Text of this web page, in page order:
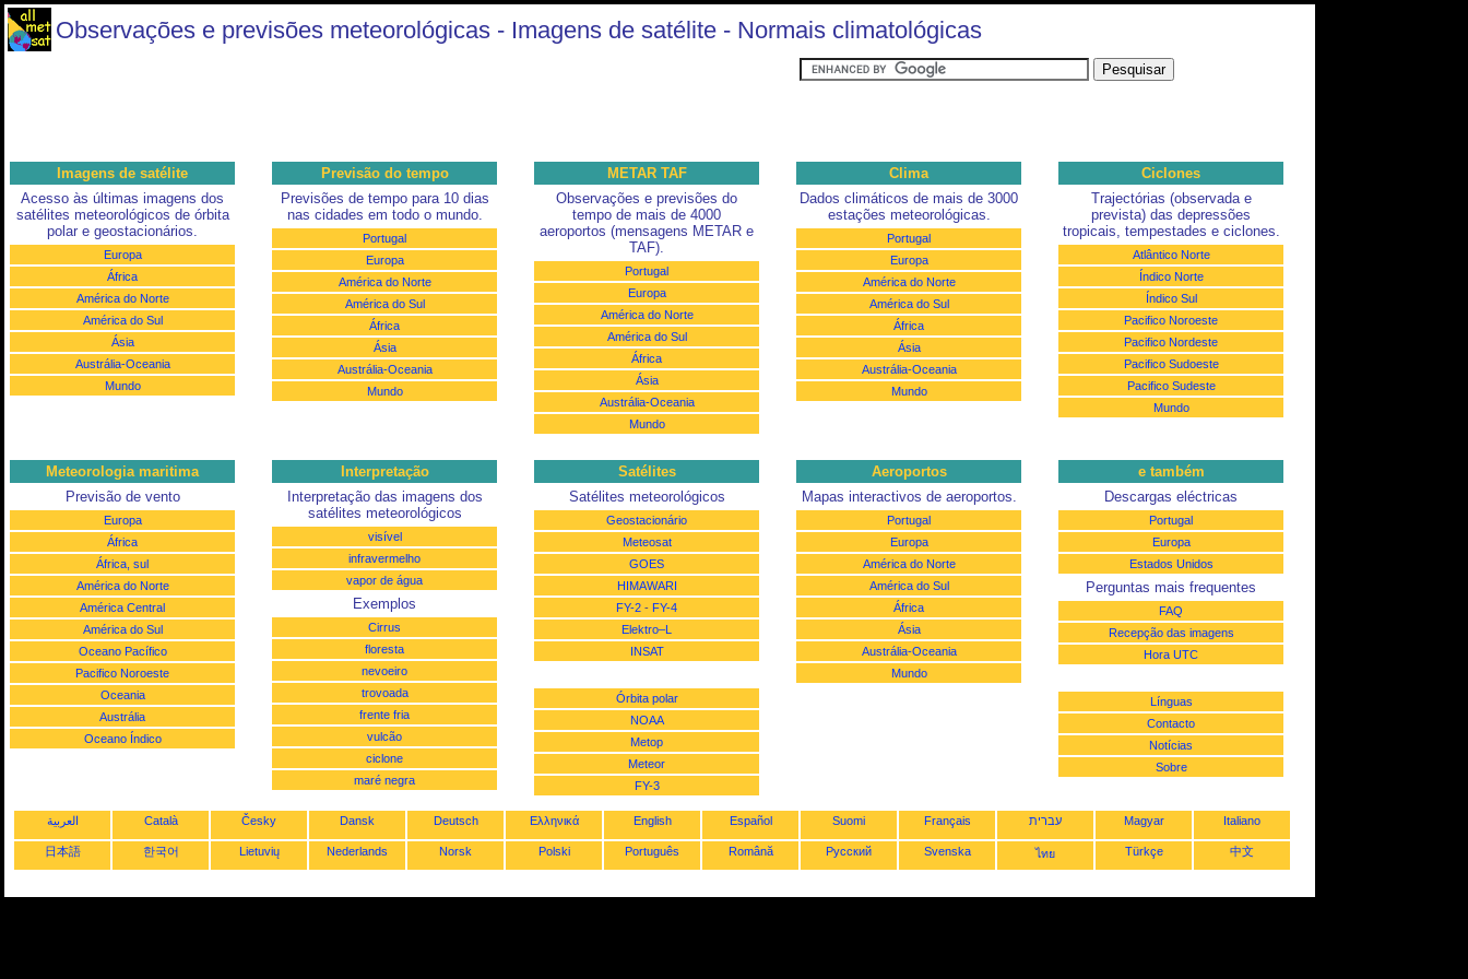
Observações e previsões meteorológicas - Imagens de satélite - Normais climatológicas
Imagens de satélite
Acesso às últimas imagens dos
satélites meteorológicos de órbita
polar e geostacionários.
Europa
África
América do Norte
América do Sul
Ásia
Austrália-Oceania
Mundo
Previsão do tempo
Previsões de tempo para 10 dias
nas cidades em todo o mundo.
Portugal
Europa
América do Norte
América do Sul
África
Ásia
Austrália-Oceania
Mundo
METAR TAF
Observações e previsões do
tempo de mais de 4000
aeroportos (mensagens METAR e
TAF).
Portugal
Europa
América do Norte
América do Sul
África
Ásia
Austrália-Oceania
Mundo
Clima
Dados climáticos de mais de 3000
estações meteorológicas.
Portugal
Europa
América do Norte
América do Sul
África
Ásia
Austrália-Oceania
Mundo
Ciclones
Trajectórias (observada e
prevista) das depressões
tropicais, tempestades e ciclones.
Atlântico Norte
Índico Norte
Índico Sul
Pacifico Noroeste
Pacifico Nordeste
Pacifico Sudoeste
Pacifico Sudeste
Mundo
Meteorologia maritima
Previsão de vento
Europa
África
África, sul
América do Norte
América Central
América do Sul
Oceano Pacífico
Pacifico Noroeste
Oceania
Austrália
Oceano Índico
Interpretação
Interpretação das imagens dos
satélites meteorológicos
visível
infravermelho
vapor de água
Exemplos
Cirrus
floresta
nevoeiro
trovoada
frente fria
vulcão
ciclone
maré negra
Satélites
Satélites meteorológicos
Geostacionário
Meteosat
GOES
HIMAWARI
FY-2 - FY-4
Elektro–L
INSAT
Órbita polar
NOAA
Metop
Meteor
FY-3
Aeroportos
Mapas interactivos de aeroportos.
Portugal
Europa
América do Norte
América do Sul
África
Ásia
Austrália-Oceania
Mundo
e também
Descargas eléctricas
Portugal
Europa
Estados Unidos
Perguntas mais frequentes
FAQ
Recepção das imagens
Hora UTC
Línguas
Contacto
Notícias
Sobre
العربية Català Česky Dansk Deutsch Ελληνικά English Español Suomi Français עברית Magyar Italiano
日本語 한국어 Lietuvių Nederlands Norsk Polski Português Română Русский Svenska ไทย Türkçe 中文